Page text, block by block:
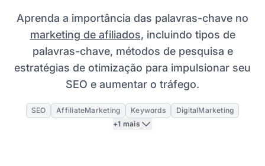
Aprenda a importância das palavras-chave no
marketing de afiliados, incluindo tipos de
palavras-chave, métodos de pesquisa e
estratégias de otimização para impulsionar seu
SEO e aumentar o tráfego.
SEO AffiliateMarketing Keywords
DigitalMarketing
+1 mais